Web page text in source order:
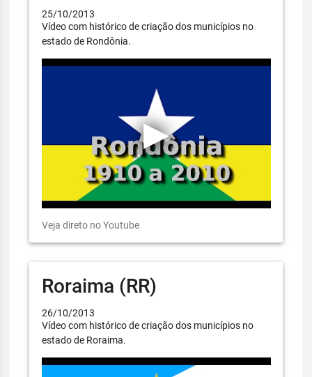
25/10/2013
Vídeo com histórico de criação dos municípios no
estado de Rondônia.
Veja direto no Youtube
Roraima (RR)
26/10/2013
Vídeo com histórico de criação dos municípios no
estado de Roraima.